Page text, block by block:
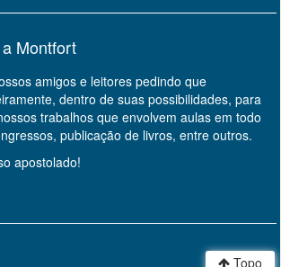
Topo
Montfort
amigos e leitores pedindo que
dentro de suas possibilidades, para
trabalhos que envolvem aulas em todo
publicação de livros, entre outros.
apostolado!